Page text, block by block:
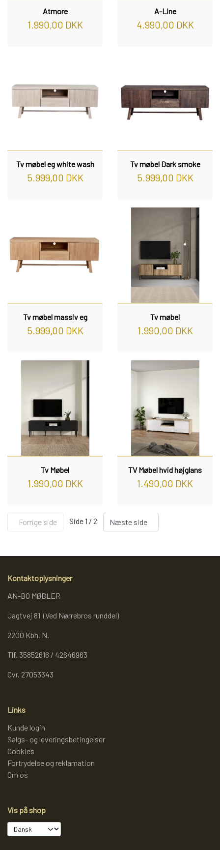
Atmore
1.990,00 DKK
A-Line
4.990,00 DKK
Tv møbel eg white wash
5.999,00 DKK
Tv møbel Dark smoke
5.999,00 DKK
Tv møbel massiv eg
5.999,00 DKK
Tv møbel
1.990,00 DKK
Tv Møbel
1.990,00 DKK
TV Møbel hvid højglans
1.490,00 DKK
Forrige side Side 1 / 2 Næste side
Kontaktoplysninger
AN-BO MØBLER
Jagtvej 81 (Ved Nørrebros runddel)
2200 Kbh. N.
Tlf. 35852616 / 42646963
Cvr. 27053343
Links
Kunde login
Salgs- og leveringsbetingelser
Cookies
Fortrydelse og reklamation
Om os
Vis på shop